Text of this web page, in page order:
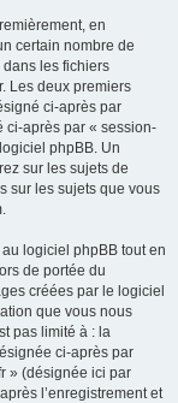
en
certain nombre de
les fichiers
Les deux premiers
ci-après par
ci-après par « session-
phpBB. Un
sur les sujets de
sur les sujets que vous
logiciel phpBB tout en
de portée du
créées par le logiciel
que vous nous
pas limité à : la
ci-après par
» (désignée ici par
l’enregistrement et